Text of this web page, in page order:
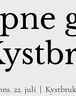
22. juli
  |